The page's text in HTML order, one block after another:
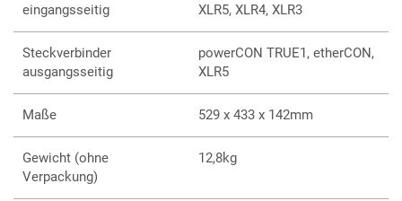
eingangsseitig
XLR5, XLR4, XLR3
Steckverbinder
ausgangsseitig
powerCON TRUE1, etherCON,
XLR5
Maße 529 x 433 x 142mm
Gewicht (ohne
Verpackung)
12,8kg